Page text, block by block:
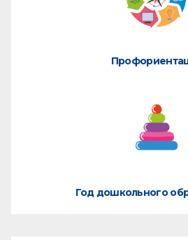
Год дошкольного